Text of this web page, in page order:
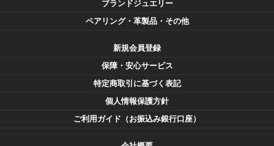
ブランドジュエリー
ペアリング・革製品・その他
新規会員登録
保障・安心サービス
特定商取引に基づく表記
個人情報保護方針
ご利用ガイド（お振込み銀行口座）